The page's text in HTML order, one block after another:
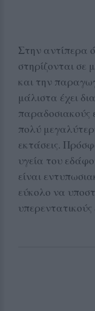
Στην αντίπερα
στηρίζονται σε
και την
μάλιστα έχει
παραδοσιακούς
πολύ
εκτάσεις.
υγεία του
είναι
εύκολο να